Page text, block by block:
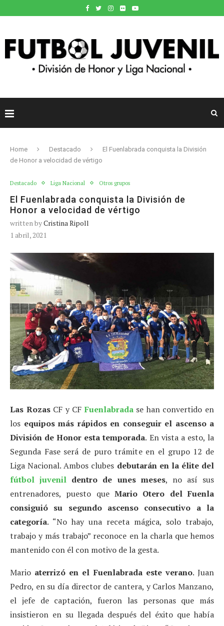
Home Destacado
El Fuenlabrada conquista la División
de Honor a velocidad de vértigo
Destacado Liga Nacional Otros grupos
El Fuenlabrada conquista la División de
Honor a velocidad de vértigo
written byCristina Ripoll
1 abril, 2021
Las RozasCF y CF Fuenlabrada se han convertido en
los equipos más rápidos en conseguir el ascenso a
División de Honor esta temporada. En vista a esto, la
Segunda Fase será de puro trámite en el grupo 12 de
Liga Nacional. Ambos clubes debutarán en la élite del
fútbol juvenil dentro de unes meses, no así sus
entrenadores, puesto que Mario Otero del Fuenla
consiguió su segundo ascenso consecutivo a la
categoría. “No hay una receta mágica, solo trabajo,
trabajo y más trabajo” reconoce en la charla que hemos
mantenido con él con motivo de la gesta.
Mario aterrizó en el Fuenlabrada este verano. Juan
Pedro, en su día director de cantera, y Carlos Manzano,
el jefe de captación, fueron las personas que más
insistieron en su llegada después del éxito que había